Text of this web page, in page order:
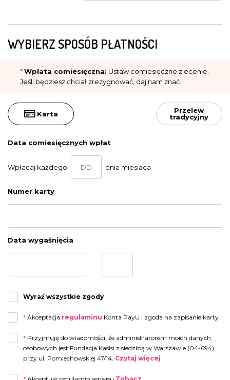
WYBIERZ SPOSÓB PŁATNOŚCI
*Wpłata comiesięczna: Ustaw comiesięczne zlecenie.
Jeśli będziesz chciał zrezygnować, daj nam znać.
Karta
Przelew
tradycyjny
Data comiesięcznych wpłat
Wpłacaj każdego dnia miesiąca
Numer karty
Data wygaśnięcia
Wyraź wszystkie zgody
* Akceptacja regulaminu Konta PayU i zgoda na zapisanie karty
* Przyjmuję do wiadomości, że administratorem moich danych
osobowych jest Fundacja Kasisi z siedzibą w Warszawie (04-694)
przy ul. Pomiechowskiej 47/14. Czytaj więcej
Przyjmuję do wiadomości, że administratorem moich danych osobowych jest